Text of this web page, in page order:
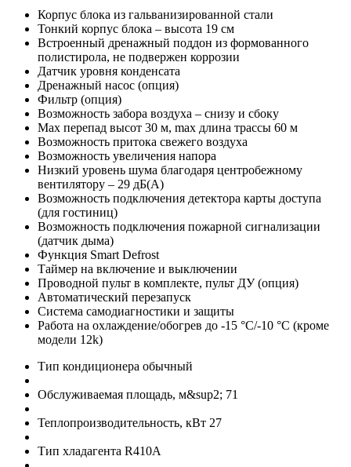
Корпус блока из гальванизированной стали
Тонкий корпус блока – высота 19 см
Встроенный дренажный поддон из формованного
полистирола, не подвержен коррозии
Датчик уровня конденсата
Дренажный насос (опция)
Фильтр (опция)
Возможность забора воздуха – снизу и сбоку
Max перепад высот 30 м, max длина трассы 60 м
Возможность притока свежего воздуха
Возможность увеличения напора
Низкий уровень шума благодаря центробежному
вентилятору – 29 дБ(А)
Возможность подключения детектора карты доступа
(для гостиниц)
Возможность подключения пожарной сигнализации
(датчик дыма)
Функция Smart Defrost
Таймер на включение и выключении
Проводной пульт в комплекте, пульт ДУ (опция)
Автоматический перезапуск
Система самодиагностики и защиты
Работа на охлаждение/обогрев до -15 °С/-10 °С (кроме
модели 12k)
Тип кондиционера обычный
Обслуживаемая площадь, м&sup2; 71
Теплопроизводительность, кВт 27
Тип хладагента R410A